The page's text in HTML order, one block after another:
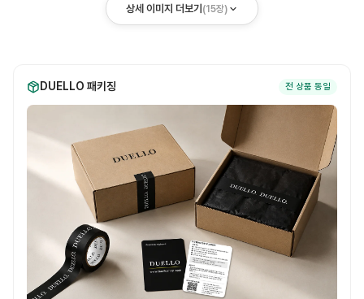
상세 이미지 더보기 (15장)
DUELLO 패키징 전 상품 동일